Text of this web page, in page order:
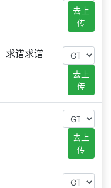
去上
传
求谱求谱
去上
传
去上
传